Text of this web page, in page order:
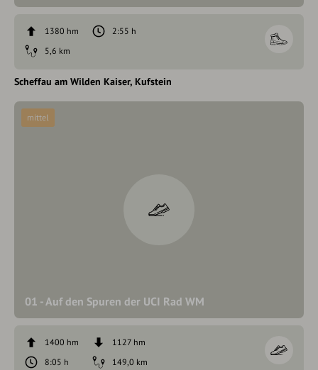
1380 hm
2:55 h
5,6 km
Scheffau am Wilden Kaiser Kufstein
01 - Auf den Spuren der UCI Rad WM
mittel
1400 hm
1127 hm
8:05 h
149,0 km